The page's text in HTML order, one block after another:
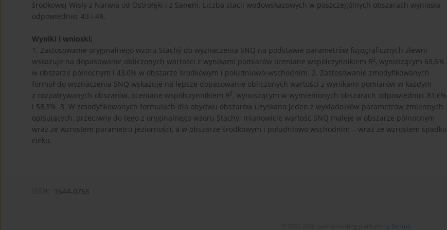
środkowej Wisły z Narwią od Ostrołęki i z Sanem. Liczba stacji wodowskazowych w poszczególnych obszarach wyniosła
odpowiednio: 43 i 48.
Wyniki i wnioski:
1. Zastosowanie oryginalnego wzoru Stachý do wyznaczenia SNQ na podstawie parametrów fizjograficznych zlewni
wskazuje na dopasowanie obliczonych wartości z wynikami pomiarów oceniane współczynnikiem R2, wynoszącym 68,5%
w obszarze północnym i 43,0% w obszarze środkowym i południowo-wschodnim. 2. Zastosowanie zmodyfikowanych
formuł do wyznaczenia SNQ wskazuje na lepsze dopasowanie obliczonych wartości z wynikami pomiarów w każdym
z rozpatrywanych obszarów, oceniane współczynnikiem R2, wynoszącym w wymienionych obszarach odpowiednio: 81,6%
i 58,3%. 3. W zmodyfikowanych formułach dla obydwu obszarów uzyskano jeden z wykładników parametrów zmiennych
opisujących, przeciwny do tego z oryginalnego wzoru Stachý; mianowicie wartość SNQ maleje w obszarze północnym
wraz ze wzrostem parametru jeziorności, a w obszarze środkowym i południowo wschodnim ‒ wraz ze wzrostem spadku
cieku.
1644-0765
Bentus